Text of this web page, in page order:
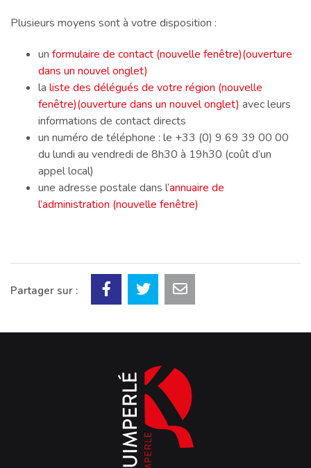
Plusieurs moyens sont à votre disposition :
un formulaire de contact (nouvelle fenêtre)(ouverture
dans un nouvel onglet)
la liste des délégués de votre région (nouvelle
fenêtre)(ouverture dans un nouvel onglet) avec leurs
informations de contact directs
un numéro de téléphone : le +33 (0) 9 69 39 00 00
du lundi au vendredi de 8h30 à 19h30 (coût d’un
appel local)
une adresse postale dans l’annuaire de
l’administration (nouvelle fenêtre)
Partager sur :